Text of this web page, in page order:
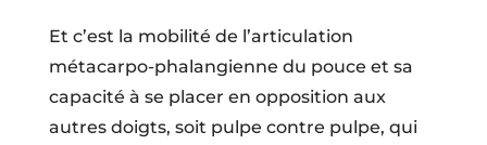
Et c’est la mobilité de l’articulation
métacarpo-phalangienne du pouce et sa
capacité à se placer en opposition aux
autres doigts, soit pulpe contre pulpe, qui